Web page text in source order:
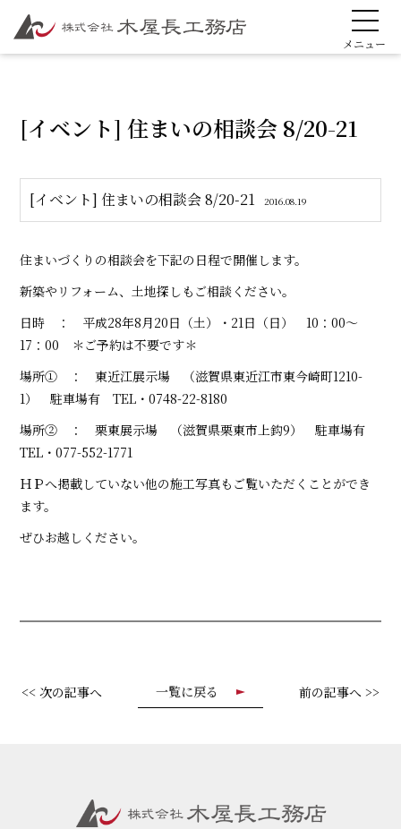
[イベント] 住まいの相談会 8/20-21
[イベント] 住まいの相談会 8/20-21 2016.08.19
住まいづくりの相談会を下記の日程で開催します。
新築やリフォーム、土地探しもご相談ください。
日時 ： 平成28年8月20日（土）・21日（日） 10：00～
17：00 ＊ご予約は不要です＊
場所① ： 東近江展示場 （滋賀県東近江市東今崎町1210-
1） 駐車場有 TEL・0748-22-8180
場所② ： 栗東展示場 （滋賀県栗東市上鈎9） 駐車場有
TEL・077-552-1771
ＨＰへ掲載していない他の施工写真もご覧いただくことができ
ます。
ぜひお越しください。
<< 次の記事へ 一覧に戻る 前の記事へ >>